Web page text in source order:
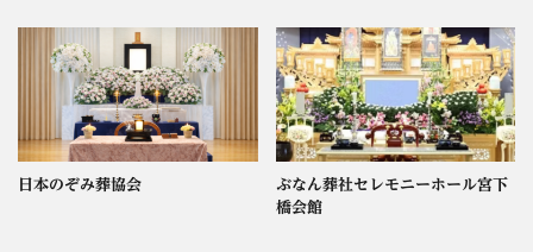
日本のぞみ葬協会
ぶなん葬社セレモニーホール宮下
橋会館